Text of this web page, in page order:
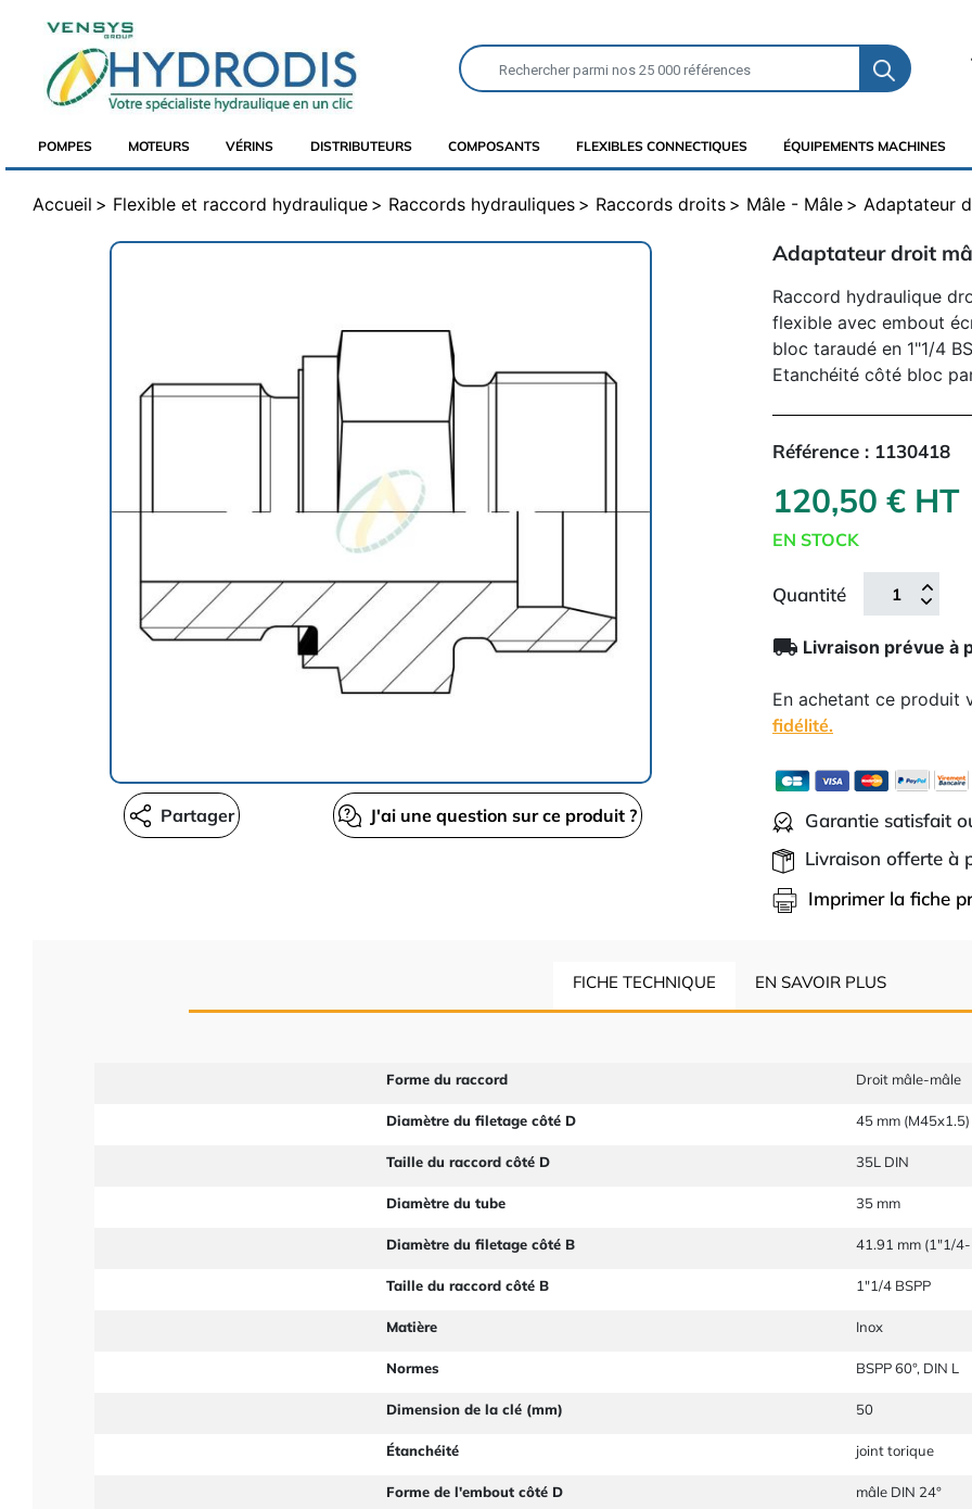
POMPES MOTEURS VÉRINS DISTRIBUTEURS COMPOSANTS FLEXIBLES CONNECTIQUES ÉQUIPEMENTS MACHINES
Accueil Flexible et raccord hydraulique Raccords hydrauliques Raccords droits Mâle - Mâle Adaptateur
J'ai une question sur ce produit ?
Partager
Adaptateur droit
Raccord hydraulique
flexible avec embout
bloc taraudé en 1"1/4
Etanchéité côté bloc
Référence : 1130418
120,50 € HT
EN STOCK
Quantité
local_shipping Livraison prévue à
En achetant ce produit
fidélité.
Garantie satisfait
Livraison offerte à
Imprimer la fiche
FICHE TECHNIQUE EN SAVOIR PLUS
Forme du raccord Droit mâle-mâle
Diamètre du filetage côté D 45 mm (M45x1.5)
Taille du raccord côté D 35L DIN
Diamètre du tube 35 mm
Diamètre du filetage côté B 41.91 mm (1"1/
Taille du raccord côté B 1"1/4 BSPP
Matière Inox
Normes BSPP 60°, DIN L
Dimension de la clé (mm) 50
Étanchéité joint torique
Forme de l'embout côté D mâle DIN 24°